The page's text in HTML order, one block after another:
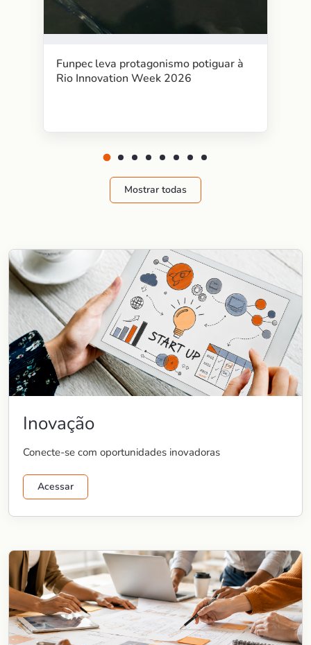
Funpec leva protagonismo potiguar à
Rio Innovation Week 2026
Mostrar todas
Inovação
Conecte-se com oportunidades inovadoras
Acessar